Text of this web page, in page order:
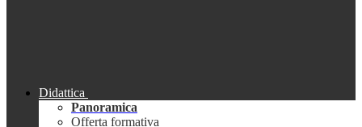
Didattica
Panoramica
Offerta formativa